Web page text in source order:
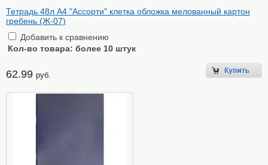
Тетрадь 48л А4 "Ассорти" клетка обложка мелованный картон
гребень (Ж-07)
Добавить к сравнению
Кол-во товара: более 10 штук
62.99 руб.